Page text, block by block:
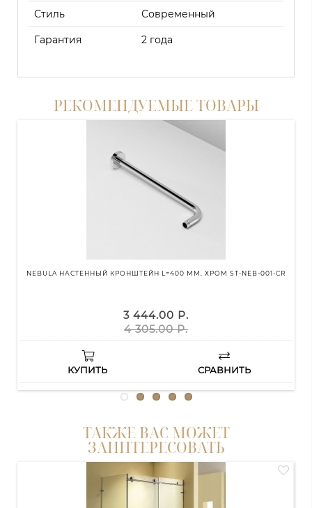
Стиль Современный
Гарантия 2 года
РЕКОМЕНДУЕМЫЕ ТОВАРЫ
NEBULA НАСТЕННЫЙ КРОНШТЕЙН L=400 ММ, ХРОМ ST-NEB-001-CR
3 444.00 Р.
4 305.00 Р.
КУПИТЬ СРАВНИТЬ
ТАКЖЕ ВАС МОЖЕТ
ЗАИНТЕРЕСОВАТЬ